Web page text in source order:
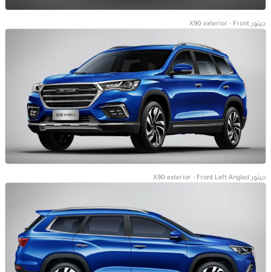
جيتور X90 exterior - Front
جيتور X90 exterior - Front Left Angled